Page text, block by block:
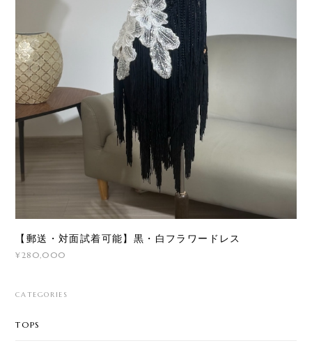
【郵送・対面試着可能】黒・白フラワードレス
¥280,000
CATEGORIES
TOPS